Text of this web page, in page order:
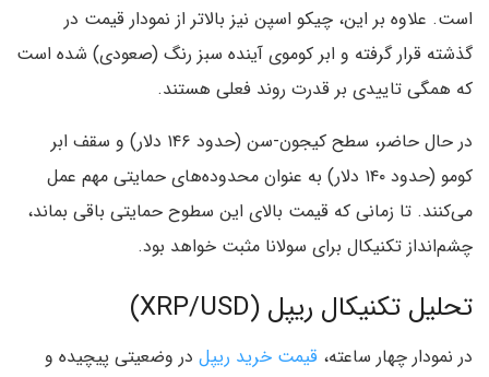
است. علاوه بر این، چیکو اسپن نیز بالاتر از نمودار قیمت در
گذشته قرار گرفته و ابر کوموی آینده سبز رنگ (صعودی) شده است
که همگی تاییدی بر قدرت روند فعلی هستند.
در حال حاضر، سطح کیجون-سن (حدود ۱۴۶ دلار) و سقف ابر
کومو (حدود ۱۴۰ دلار) به عنوان محدوده‌های حمایتی مهم عمل
می‌کنند. تا زمانی که قیمت بالای این سطوح حمایتی باقی بماند،
چشم‌انداز تکنیکال برای سولانا مثبت خواهد بود.
تحلیل تکنیکال ریپل (XRP/USD)
در نمودار چهار ساعته، قیمت خرید ریپل در وضعیتی پیچیده و